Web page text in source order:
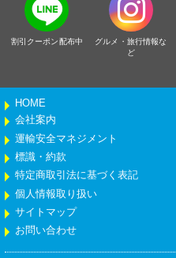
割引クーポン配布中
グルメ・旅行情報な
ど
HOME
会社案内
運輸安全マネジメント
標識・約款
特定商取引法に基づく表記
個人情報取り扱い
サイトマップ
お問い合わせ